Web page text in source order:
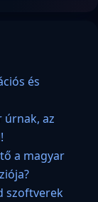
és
úrnak, az
a magyar
szoftverek